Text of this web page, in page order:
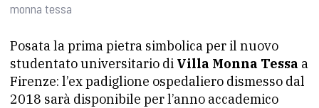
monna tessa
Posata la prima pietra simbolica per il nuovo
studentato universitario di Villa Monna Tessa a
Firenze: l’ex padiglione ospedaliero dismesso dal
2018 sarà disponibile per l’anno accademico